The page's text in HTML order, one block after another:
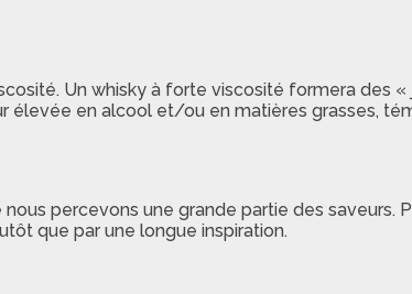
Un whisky à forte viscosité formera des
en alcool et/ou en matières grasses,
percevons une grande partie des saveurs.
que par une longue inspiration.